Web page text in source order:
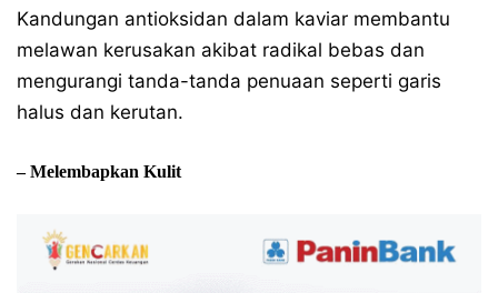
Kandungan antioksidan dalam kaviar membantu
melawan kerusakan akibat radikal bebas dan
mengurangi tanda-tanda penuaan seperti garis
halus dan kerutan.
– Melembapkan Kulit